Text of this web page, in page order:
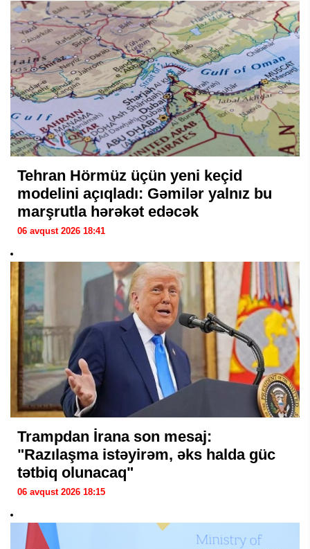
Tehran Hörmüz üçün yeni keçid
modelini açıqladı: Gəmilər yalnız bu
marşrutla hərəkət edəcək
06 avqust 2026 18:41
Trampdan İrana son mesaj:
"Razılaşma istəyirəm, əks halda güc
tətbiq olunacaq"
06 avqust 2026 18:15